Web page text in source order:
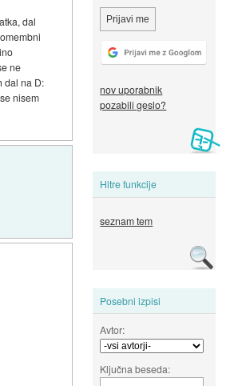
nov uporabnik
pozabili geslo?
Hitre funkcije
seznam tem
Posebni izpisi
Avtor:
Ključna beseda:
dal
ne
dal na D:
nisem